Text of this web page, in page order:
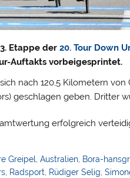
Etappe der20. Tour Down
Auftakts vorbeigesprintet.
nach 120,5 Kilometern
geschlagen geben. Dritter
erfolgreich
Greipel, Australien, Bora-
Radsport Rüdiger Selig ,